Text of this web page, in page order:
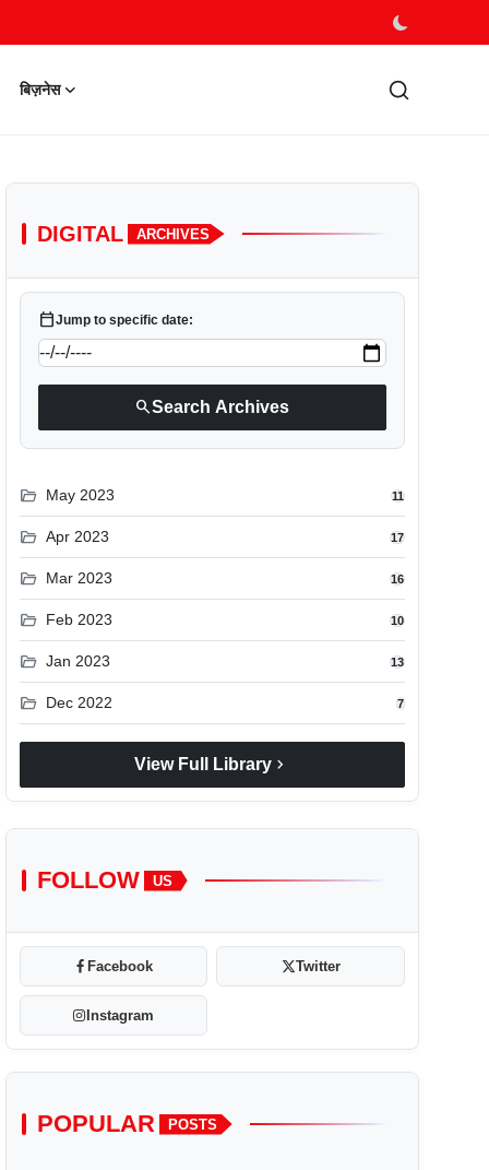
बिज़नेस
DIGITAL ARCHIVES
calendar_todayJump to specific date:
searchSearch Archives
folder_open May 2023 11
folder_open Apr 2023 17
folder_open Mar 2023 16
folder_open Feb 2023 10
folder_open Jan 2023 13
folder_open Dec 2022 7
View Full Library chevron_right
FOLLOW US
Facebook Twitter
Instagram
POPULAR POSTS